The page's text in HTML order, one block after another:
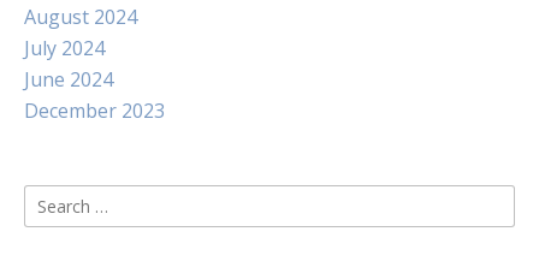
August 2024
July 2024
June 2024
December 2023
Search
for: